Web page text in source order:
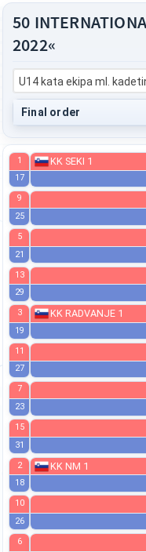
50
2022«
U14 kata ekipa ml.
Final order
1
17
9
25
5
21
13
29
3
19
11
27
7
23
15
31
2
18
KK NM 1